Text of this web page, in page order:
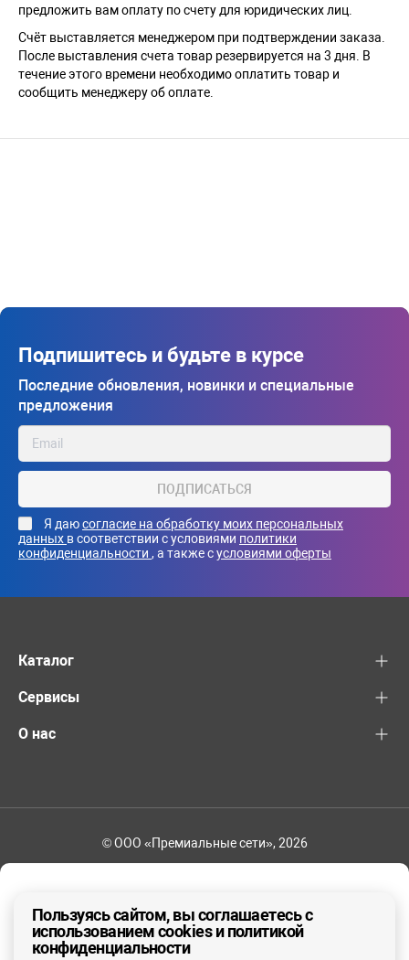
ДА, ВЕРНО
предложить вам оплату по счету для юридических лиц.
Счёт выставляется менеджером при подтверждении заказа.
После выставления счета товар резервируется на 3 дня. В
течение этого времени необходимо оплатить товар и
сообщить менеджеру об оплате.
Подпишитесь и будьте в курсе
Последние обновления, новинки и специальные
предложения
ПОДПИСАТЬСЯ
Я даюсогласие на обработку моих персональных
данных в соответствии с условиями политики
конфиденциальности , а также сусловиями оферты
Каталог
Сервисы
О нас
© ООО «Премиальные сети», 2026
Пользуясь сайтом, вы соглашаетесь с
использованием cookies и политикой
конфиденциальности